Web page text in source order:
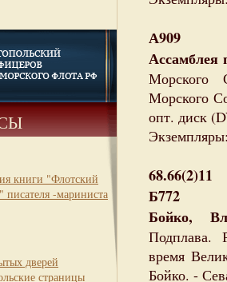
книги "Флотский
писателя -мариниста
дверей
страницы
А909
Ассамблея
Морского
Морского
опт. диск
68.66(2)11
Б772
Бойко,
Подплава.
время
Бойко. -